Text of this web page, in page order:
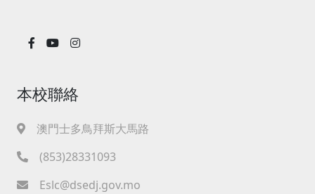
本校聯絡
澳門士多鳥拜斯大馬路
(853)28331093
Eslc@dsedj.gov.mo